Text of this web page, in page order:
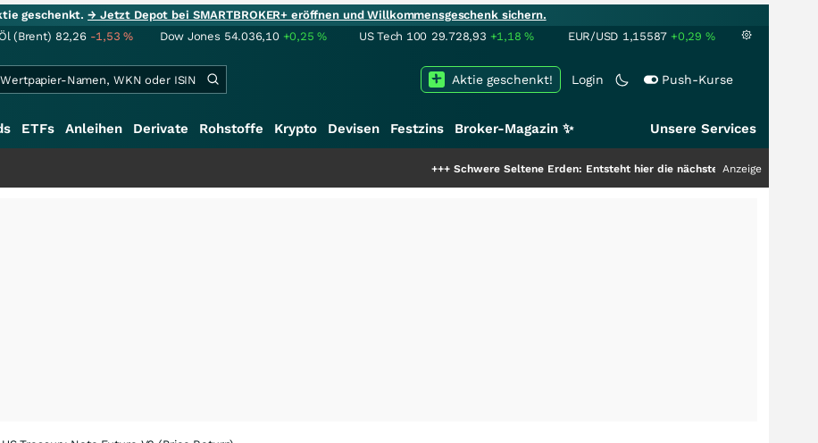
geschenkt.→ Jetzt Depot bei SMARTBROKER+ eröffnen und Willkommensgeschenk sichern.
Öl (Brent) 82,26 -1,53% Dow Jones 54.036,10 +0,25% US Tech 100 29.728,93 +1,18% EUR/USD 1,15587 +0,29 %
Login Push-Kurse
Aktie geschenkt!
ETFs Anleihen Derivate Rohstoffe Krypto Devisen Festzins Broker-Magazin ✨ Unsere Services
Schwere Seltene Erden: Entsteht hier die nächste Milliardenstory?+++
Anzeige